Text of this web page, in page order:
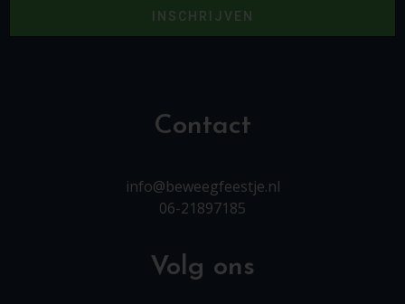
INSCHRIJVEN
Contact
info@beweegfeestje.nl
06-21897185
Volg ons